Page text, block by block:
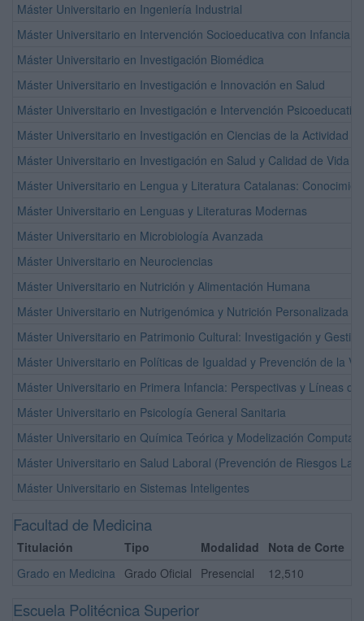
Máster Universitario en Ingeniería Industrial
Máster Universitario en Intervención Socioeducativa con Infancia,
Máster Universitario en Investigación Biomédica
Máster Universitario en Investigación e Innovación en Salud
Máster Universitario en Investigación e Intervención Psicoeducativa
Máster Universitario en Investigación en Ciencias de la Actividad
Máster Universitario en Investigación en Salud y Calidad de Vida
Máster Universitario en Lengua y Literatura Catalanas:
Máster Universitario en Lenguas y Literaturas Modernas
Máster Universitario en Microbiología Avanzada
Máster Universitario en Neurociencias
Máster Universitario en Nutrición y Alimentación Humana
Máster Universitario en Nutrigenómica y Nutrición Personalizada
Máster Universitario en Patrimonio Cultural: Investigación y Gestión
Máster Universitario en Políticas de Igualdad y Prevención de la
Máster Universitario en Primera Infancia: Perspectivas y Líneas
Máster Universitario en Psicología General Sanitaria
Máster Universitario en Química Teórica y Modelización
Máster Universitario en Salud Laboral (Prevención de Riesgos
Máster Universitario en Sistemas Inteligentes
Facultad de Medicina
Titulación Tipo Modalidad
Nota de Corte
Grado en Medicina
Grado Oficial Presencial 12,510
Escuela Politécnica Superior